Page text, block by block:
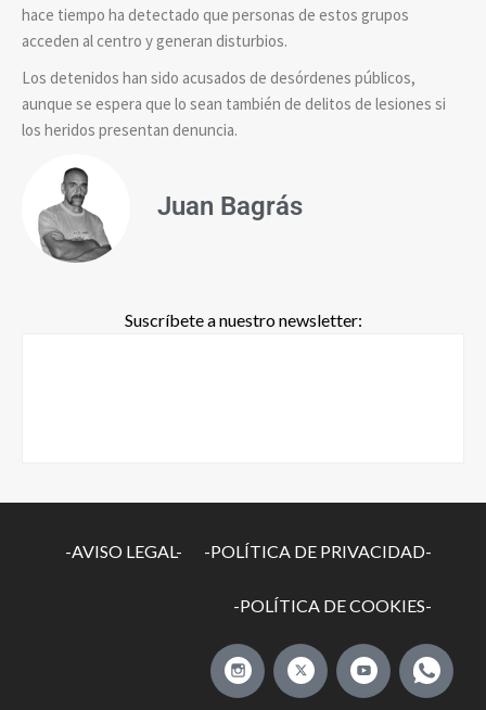
hace tiempo ha detectado que personas de estos grupos
acceden al centro y generan disturbios.
Los detenidos han sido acusados de desórdenes públicos,
aunque se espera que lo sean también de delitos de lesiones si
los heridos presentan denuncia.
Juan Bagrás
Suscríbete a nuestro newsletter:
-AVISO LEGAL- -POLÍTICA DE PRIVACIDAD-
-POLÍTICA DE COOKIES-